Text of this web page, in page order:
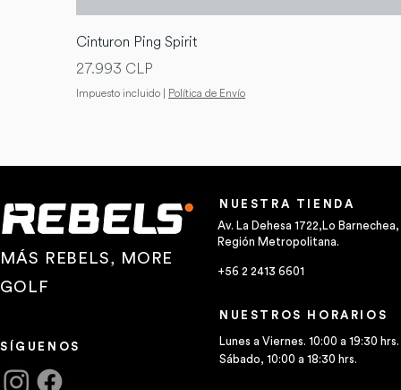
Cinturon Ping Spirit
Precio
27.993 CLP
Impuesto incluido | Política de Envío
MÁS REBELS, MORE
GOLF
SÍGUENOS
NUESTRA TIENDA
Av. La Dehesa 1722,Lo Barnechea,
Región Metropolitana.
+56 2 2413 6601
NUESTROS HORARIOS
Lunes a Viernes. 10:00 a 19:30 hrs.
Sábado, 10:00 a 18:30 hrs.